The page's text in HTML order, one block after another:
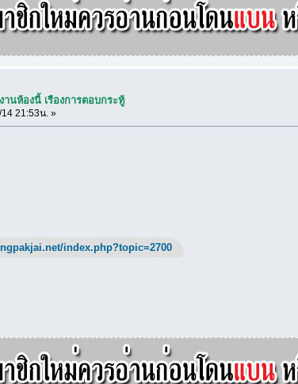
นห้องนี้ เรืองการตอบกระทู้
21:53น. »
index.php?topic=2700